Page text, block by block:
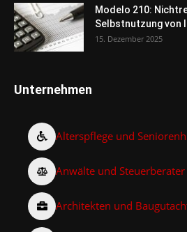
Modelo 210:
Selbstnutzung von
15. Dezember 2025
Unternehmen
Alterspflege und
Anwälte und Steuerberater
Architekten und